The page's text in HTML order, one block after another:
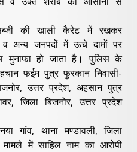
की खाली कैरेट में रखकर
व अन्य जनपदों में ऊचे दामों पर
मुनाफा हो जाता है। पुलिस के
फईम पुत्र फुरकान निवासी-
उत्तर प्रदेश, अहसान पुत्र
जिला बिजनोर, उत्तर प्रदेश
गांव, थाना मण्डावली, जिला
में साहिल नाम का आरोपी